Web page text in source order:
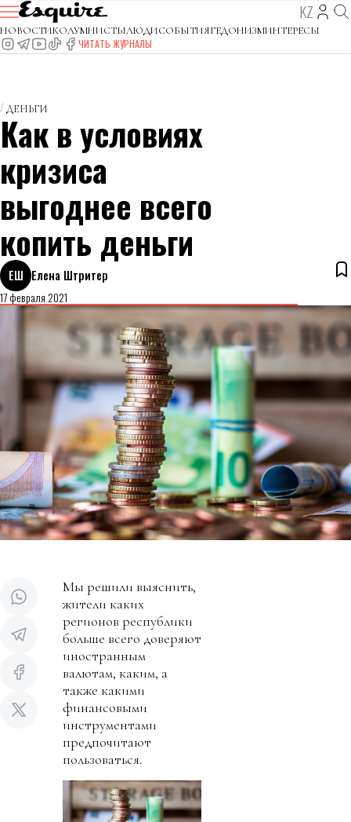
KZ
НОВОСТИКОЛУМНИСТЫЛЮДИСОБЫТИЯГЕДОНИЗМИНТЕРЕСЫ
ЧИТАТЬ ЖУРНАЛЫ
ДЕНЬГИ
Как в условиях
кризиса
выгоднее всего
копить деньги
ЕШ Елена Штритер
17 февраля 2021
Мы решили выяснить,
жители каких
регионов республики
больше всего доверяют
иностранным
валютам, каким, а
также какими
финансовыми
инструментами
предпочитают
пользоваться.